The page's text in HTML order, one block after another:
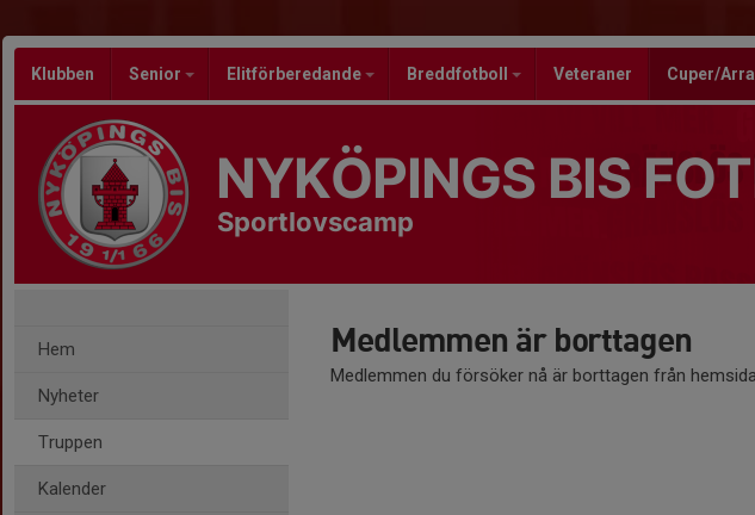
Klubben Senior Elitförberedande Breddfotboll Veteraner Cuper/
NYKÖPINGS BIS
Sportlovscamp
Hem
Nyheter
Truppen
Kalender
Medlemmen är borttagen
Medlemmen du försöker nå är borttagen från